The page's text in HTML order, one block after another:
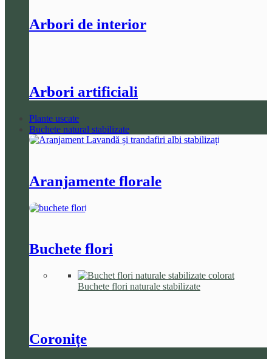
Arbori de interior
Arbori artificiali
Plante uscate
Buchete natural stabilizate
Aranjamente florale
Buchete flori
Buchete flori naturale stabilizate
Coronițe